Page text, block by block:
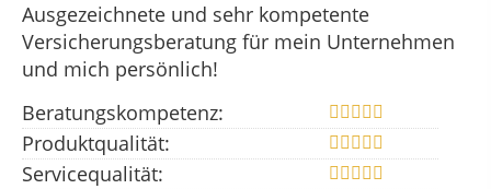
Ausgezeichnete und sehr kompetente
Versicherungsberatung für mein Unternehmen
und mich persönlich!
Beratungskompetenz:
Produktqualität:
Servicequalität: